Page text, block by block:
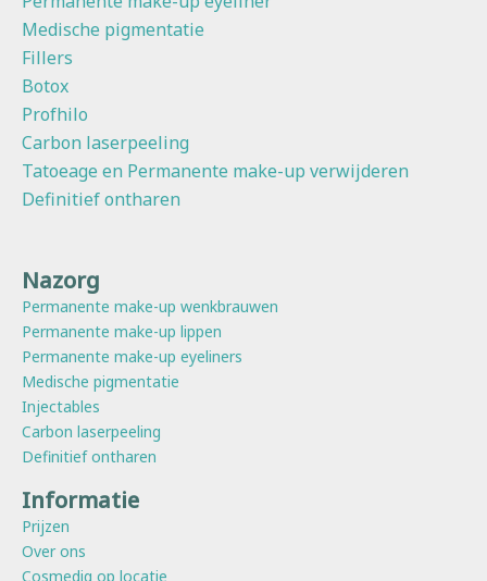
Medische pigmentatie
Fillers
Botox
Profhilo
Carbon laserpeeling
Tatoeage en Permanente make-up verwijderen
Definitief ontharen
Nazorg
Permanente make-up wenkbrauwen
Permanente make-up lippen
Permanente make-up eyeliners
Medische pigmentatie
Injectables
Carbon laserpeeling
Definitief ontharen
Informatie
Prijzen
Over ons
Cosmediq op locatie